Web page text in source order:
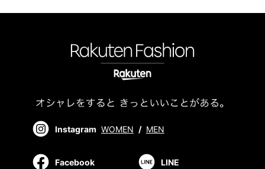
Instagram WOMEN / MEN
Facebook LINE